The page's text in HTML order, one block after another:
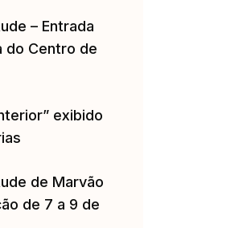
– Entrada
do Centro de
exibido
de Marvão
de 7 a 9 de